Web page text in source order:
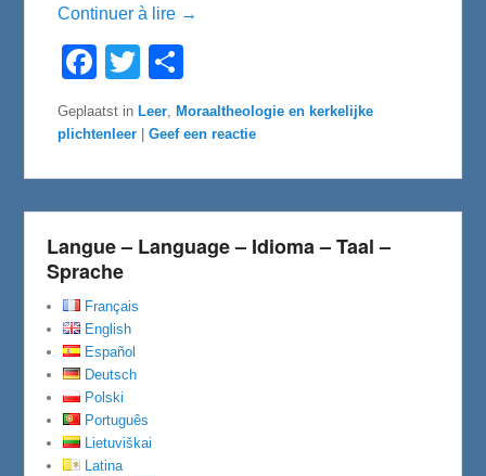
Continuer à lire →
F
e
b
o
k
T
t
t
e
e
n
Geplaatst in Leer
Moraaltheologie en kerkelijke
plichtenleer
|Geef een reactie
Langue – Language – Idioma – Taal –
Sprache
Français
English
Español
Deutsch
Polski
Português
Lietuviškai
Latina